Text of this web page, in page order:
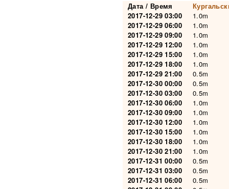
Дата / Время
2017-12-29 03:00
2017-12-29 06:00
2017-12-29 09:00
2017-12-29 12:00
2017-12-29 15:00
2017-12-29 18:00
2017-12-29 21:00
2017-12-30 00:00
2017-12-30 03:00
2017-12-30 06:00
2017-12-30 09:00
2017-12-30 12:00
2017-12-30 15:00
2017-12-30 18:00
2017-12-30 21:00
2017-12-31 00:00
2017-12-31 03:00
2017-12-31 06:00
1.0m
1.0m
1.0m
1.0m
1.0m
1.0m
0.5m
0.5m
0.5m
1.0m
1.0m
1.0m
1.0m
1.0m
1.0m
0.5m
0.5m
0.5m